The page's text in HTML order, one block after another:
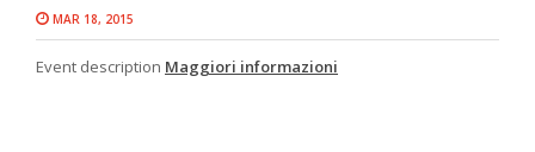
MAR 18, 2015
Event description Maggiori informazioni